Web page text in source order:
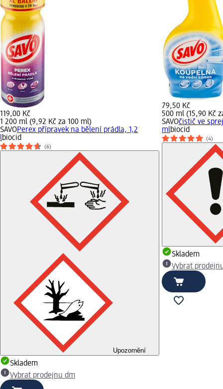
119,00 Kč
1 200 ml (9,92 Kč za 100 ml)
SAVOPerex přípravek na bělení prádla, 1,2
lbiocid
(6)
Upozornění
Skladem
Vybrat prodejnu dm
79,50 Kč
500 ml (15,90 Kč
SAVOčistič ve
mlbiocid
(4)
Skladem
Vybrat